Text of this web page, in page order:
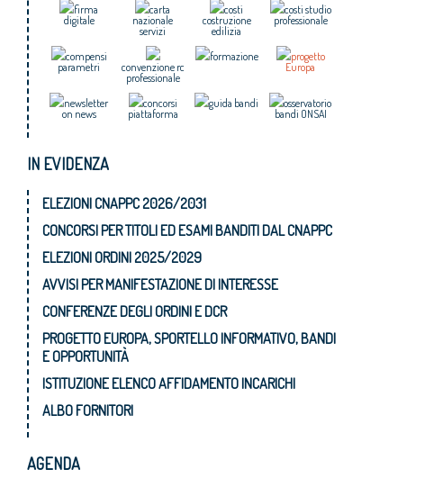
firma
digitale
carta
nazionale
servizi
costi
costruzione
edilizia
costi studio
professionale
compensi
parametri
convenzione rc
professionale
formazione
progetto
Europa
newsletter
on news
concorsi
piattaforma
guida bandi
osservatorio
bandi ONSAI
IN EVIDENZA
ELEZIONI CNAPPC 2026/2031
CONCORSI PER TITOLI ED ESAMI BANDITI DAL CNAPPC
ELEZIONI ORDINI 2025/2029
AVVISI PER MANIFESTAZIONE DI INTERESSE
CONFERENZE DEGLI ORDINI E DCR
PROGETTO EUROPA, SPORTELLO INFORMATIVO, BANDI
E OPPORTUNITÀ
ISTITUZIONE ELENCO AFFIDAMENTO INCARICHI
ALBO FORNITORI
AGENDA